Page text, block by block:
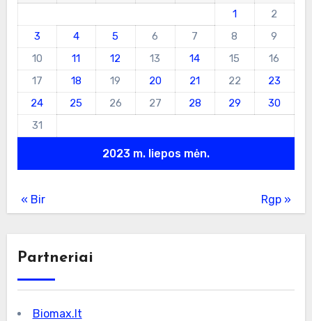
2023 m. liepos mėn.
1
2
3
4 5 6 7 8
9
10
11 12 13 14 15
16
17
18 19 20 21 22
23
24
25 26 27 28 29
30
31
« Bir Rgp »
Partneriai
Biomax.lt